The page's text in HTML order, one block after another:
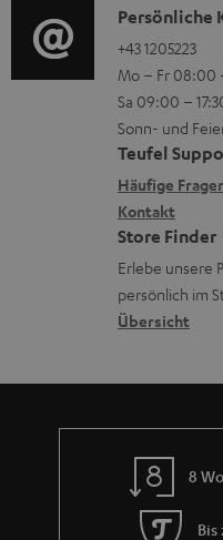
e
n
z
u
m
V
e
r
s
a
d
t
i
o
n
e
n
z
u
r
G
r
a
i
o
-
L
e
x
i
k
o
n
K
o
n
t
a
k
t
d
a
t
n
Persönliche
+43 1205223
Mo – Fr 08:00
Sa 09:00 –
Sonn- und
Teufel
Häufige
Kontakt
Store Finder
Erlebe unsere
persönlich im
Übersicht
8
Bis